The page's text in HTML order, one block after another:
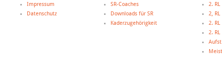
Impressum
Datenschutz
SR-Coaches
Downloads für SR
Kaderzugehörigkeit
2.
2,
2.
2.